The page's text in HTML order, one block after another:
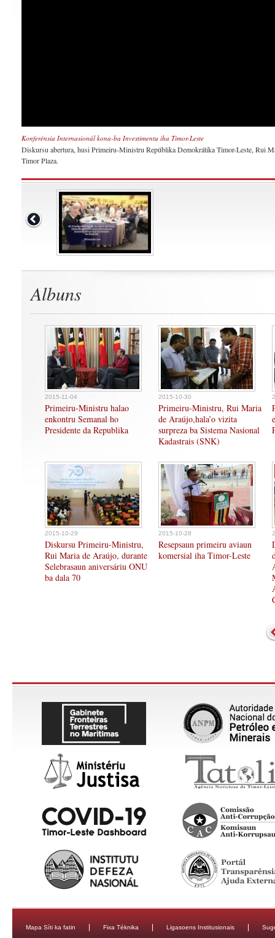
Konferénsia Internasionál kona-ba Investimentu iha Timor-Leste
Diskursu abertura, husi Primeiru-Ministru Repúblika Demokrátika Timor-Leste, Rui
Timor Plaza.
Albuns
2015-11-04
Primeiru-Ministru halao
enkontru Semanal ho
Presidente da Republika
2015-10-30
Primeiru-Ministru, Rui Maria
de Araújo,hala’o vizita
surpreza ba Sistema Nasional
Kadastrais (SNK)
2015-10-29
Diskursu Primeiru-Ministru,
Rui Maria de Araújo, durante
Selebrasaun aniversáriu ONU
ba dala 70
2015-10-28
Resepsaun primeiru aviaun
komersial iha Timor-Leste
Mapa Síti ka fatin Fixa Téknika Ligasoens Institusionais